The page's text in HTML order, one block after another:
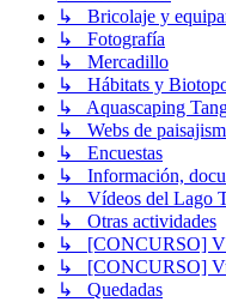
↳ Bricolaje y
↳ Fotografía
↳ Mercadillo
↳ Hábitats y
↳ Aquascaping
↳ Webs de
↳ Encuestas
↳ Información,
↳ Vídeos del Lago
↳ Otras actividades
↳ [CONCURSO]
↳ [CONCURSO]
↳ Quedadas